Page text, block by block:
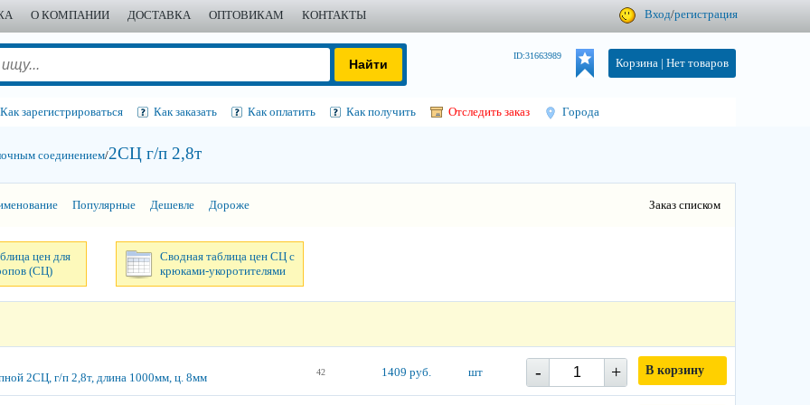
О КОМПАНИИ ДОСТАВКА ОПТОВИКАМ КОНТАКТЫ Вход/регистрация
Корзина | Нет товаров
ID:31663989
Как зарегистрироваться Как заказать Как оплатить Как получить Отследить заказ Города
соединением/2СЦ г/п 2,8т
Популярные Дешевле Дороже Заказ списком
цен для
(СЦ)
Сводная таблица цен СЦ с
крюками-укоротителями
2СЦ, г/п 2,8т, длина 1000мм, ц. 8мм 42 1409 руб. шт - + В корзину